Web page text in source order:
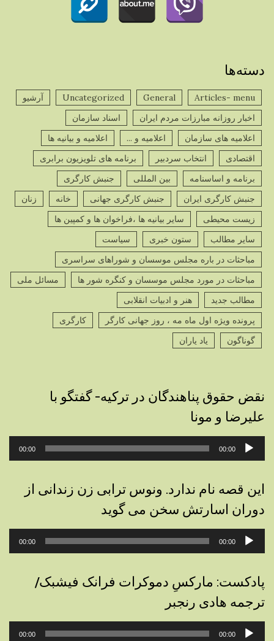
دسته‌ها
Articles- menu
General
Uncategorized
آرشیو
اخبار روزانه مبارزات مردم ایران
اسناد سازمان
اعلامیه های سازمان
اعلامیه و ...
اعلامیه و بیانیه ها
اقتصادی
انتخاب سردبیر
برنامه های تلویزیون برابری
برنامه و اساسنامه
بین المللی
جنبش کارگری
جنبش کارگری ایران
جنبش کارگری جهانی خانه
زنان
زیست محیطی
سایر بیانیه ها ،فراخوان ها و کمپین ها
سایر مطالب
ستون خبری
سیاست
مباحثات در باره مجلس موسسان و شوراهای سراسری
مباحثات در مورد مجلس موسسان و کنگره شور ها
مسائل ملی
مطالب جدید
هنر و ادبیات انقلابی
پرونده ویژه اول ماه مه ، روز جهانی کارگر
کارگری
گوناگون
یاد یاران
نقض حقوق پناهندگان در ترکیه- گفتگو با
علیرضا و مونا
پخش‌کننده
صوت
00:00
00:00
این قصه نام ندارد. ونوس ترابی زن زندانی از
دوران اسارتش سخن می گوید
پخش‌کننده
صوت
00:00
00:00
پادکست: مارکسِ دموکرات فرانک فیشبک/
ترجمه هادی رنجبر
پخش‌کننده
00:00
00:00